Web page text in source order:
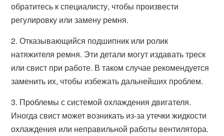
обратитесь к специалисту, чтобы произвести
регулировку или замену ремня.
2. Отказывающийся подшипник или ролик
натяжителя ремня. Эти детали могут издавать треск
или свист при работе. В таком случае рекомендуется
заменить их, чтобы избежать дальнейших проблем.
3. Проблемы с системой охлаждения двигателя.
Иногда свист может возникать из-за утечки жидкости
охлаждения или неправильной работы вентилятора.